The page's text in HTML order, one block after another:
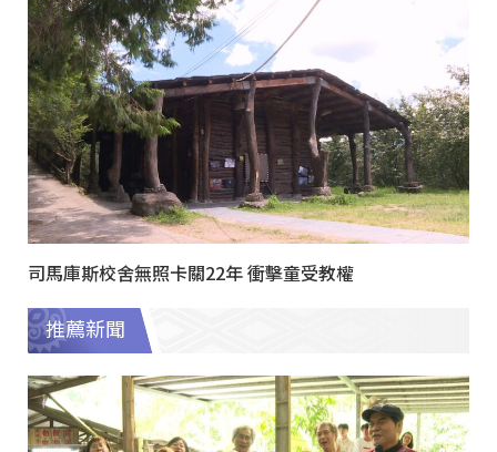
司馬庫斯校舍無照卡關22年 衝擊童受教權
推薦新聞